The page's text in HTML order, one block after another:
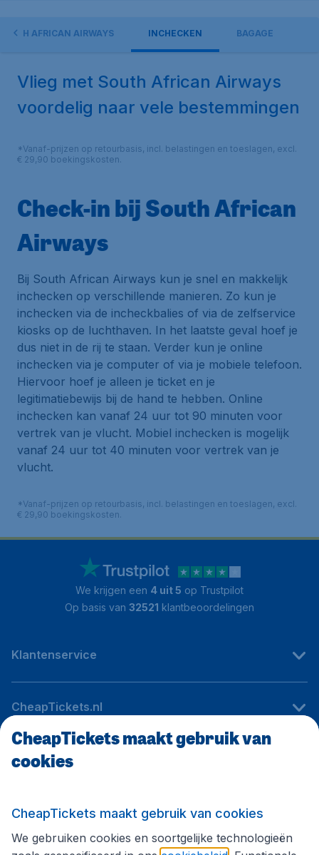
AFRICAN AIRWAYS INCHECKEN BAGAGE
Vlieg met South African Airways
voordelig naar vele bestemmingen
*Vanaf-prijzen op retourbasis, incl. belastingen en toeslagen, excl.
€ 29,90 boekingskosten.
Check-in bij South African
Airways
Bij South African Airways kun je snel en makkelijk
inchecken op verschillende manieren. Zo kun je
inchecken via de incheckbalies of via de zelfservice
kiosks op de luchthaven. In het laatste geval hoef je
dus niet in de rij te staan. Verder kun je online
inchecken via je computer of via je mobiele telefoon.
Hiervoor hoef je alleen je ticket en je
legitimatiebewijs bij de hand te hebben. Online
inchecken kan vanaf 24 uur tot 90 minuten voor
vertrek van je vlucht. Mobiel inchecken is mogelijk
vanaf 24 uur tot 40 minuten voor vertrek van je
vlucht.
*Vanaf-prijzen op retourbasis, incl. belastingen en toeslagen, excl.
€ 29,90 boekingskosten.
We krijgen een 4 uit 5 op Trustpilot
Op basis van 32521 klantbeoordelingen
Klantenservice
CheapTickets.nl
Internationale sites
Volg CheapTickets.nl
CheapTickets maakt gebruik van
cookies
CheapTickets maakt gebruik van cookies
We gebruiken cookies en soortgelijke technologieën